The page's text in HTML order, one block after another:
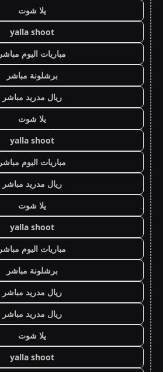
يلا شوت
yalla shoot
مباريات اليوم مباشر
برشلونة مباشر
ريال مدريد مباشر
يلا شوت
yalla shoot
مباريات اليوم مباشر
ريال مدريد مباشر
يلا شوت
yalla shoot
مباريات اليوم مباشر
برشلونة مباشر
ريال مدريد مباشر
ريال مدريد مباشر
يلا شوت
yalla shoot